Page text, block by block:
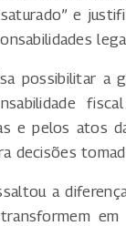
e
possibilitar a
e pelos atos
decisões
a